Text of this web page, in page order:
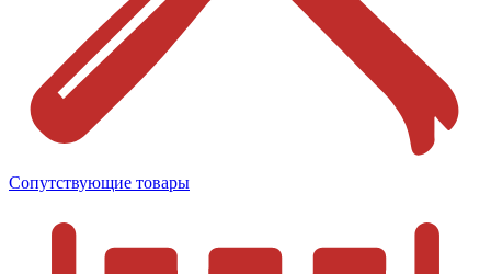
Сопутствующие товары